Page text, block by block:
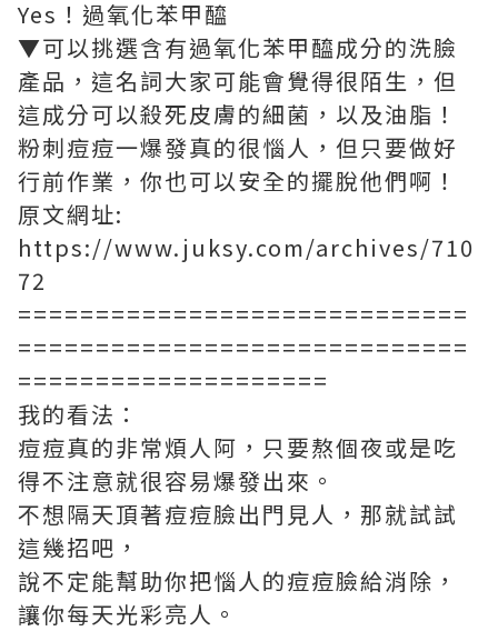
Yes！過氧化苯甲醯
▼可以挑選含有過氧化苯甲醯成分的洗臉
產品，這名詞大家可能會覺得很陌生，但
這成分可以殺死皮膚的細菌，以及油脂！
粉刺痘痘一爆發真的很惱人，但只要做好
行前作業，你也可以安全的擺脫他們啊！
原文網址:
https://www.juksy.com/archives/710
72
=============================
=============================
====================
我的看法：
痘痘真的非常煩人阿，只要熬個夜或是吃
得不注意就很容易爆發出來。
不想隔天頂著痘痘臉出門見人，那就試試
這幾招吧，
說不定能幫助你把惱人的痘痘臉給消除，
讓你每天光彩亮人。